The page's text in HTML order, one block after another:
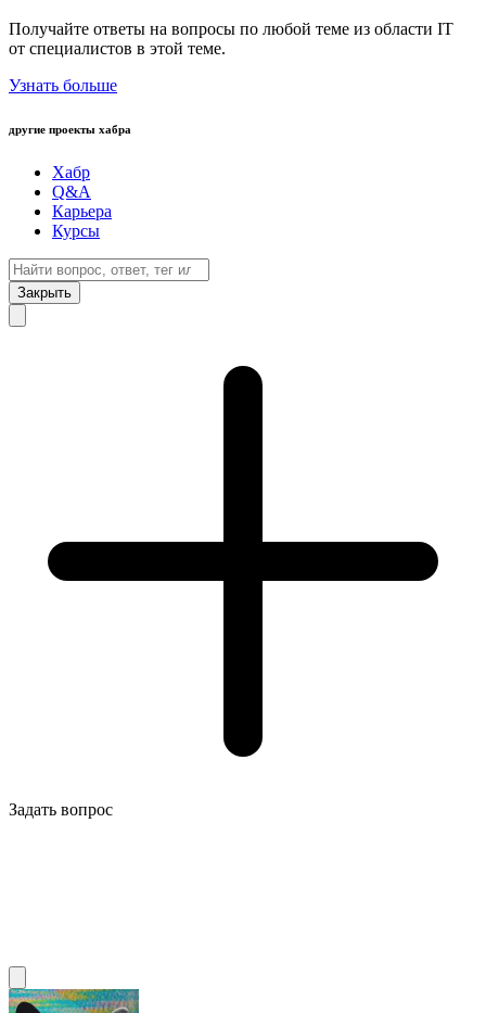
Получайте ответы на вопросы по любой теме из области IT
от специалистов в этой теме.
Узнать больше
другие проекты хабра
Хабр
Q&A
Карьера
Курсы
Закрыть
Задать вопрос